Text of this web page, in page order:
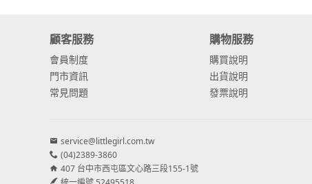
- 日本繡球花
- 重瓣繡球花
- 其他繡球花
- 滿天星⧸木滿天星
- 黑種草⧸東方黑種
顧客服務
會員制度
門市資訊
常見問題
購物服務
購買說明
出貨說明
發票說明
service@littlegirl.com.tw
(04)2389-3860
407 台中市西屯區文心路三段155-1號